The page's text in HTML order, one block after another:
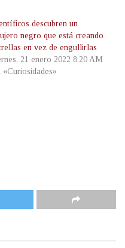
descubren un
negro que está creando
en vez de engullirlas
21 enero 2022 8:20 AM
«Curiosidades»